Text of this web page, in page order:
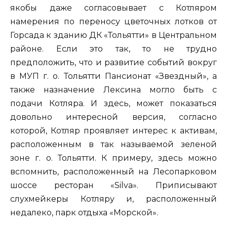
якобы даже согласовывает с Котляром
намерения по переносу цветочных лотков от
Горсада к зданию ДК «Тольятти» в Центральном
районе. Если это так, то не трудно
предположить, что и развитие событий вокруг
в МУП г. о. Тольятти Пансионат «Звездный», а
также назначение Лексина могло быть с
подачи Котляра. И здесь, может показаться
довольно интересной версия, согласно
которой, Котляр проявляет интерес к активам,
расположенным в так называемой зеленой
зоне г. о. Тольятти. К примеру, здесь можно
вспомнить, расположенный на Лесопарковом
шоссе ресторан «Silva». Приписывают
слухмейкеры Котляру и, расположенный
недалеко, парк отдыха «Морской».